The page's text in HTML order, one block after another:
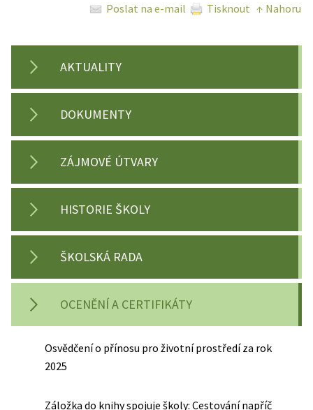
Poslat na e-mail Tisknout ↑ Nahoru
AKTUALITY
DOKUMENTY
ZÁJMOVÉ ÚTVARY
HISTORIE ŠKOLY
ŠKOLSKÁ RADA
OCENĚNÍ A CERTIFIKÁTY
Osvědčení o přínosu pro životní prostředí za rok
2025
Záložka do knihy spojuje školy: Cestování napříč